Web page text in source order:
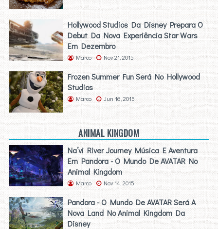
Hollywood Studios Da Disney Prepara O
Debut Da Nova Experiência Star Wars
Em Dezembro
Marco Nov 21, 2015
Frozen Summer Fun Será No Hollywood
Studios
Marco Jun 16, 2015
ANIMAL KINGDOM
Na’vi River Journey Música E Aventura
Em Pandora - O Mundo De AVATAR No
Animal Kingdom
Marco Nov 14, 2015
Pandora - O Mundo De AVATAR Será A
Nova Land No Animal Kingdom Da
Disney